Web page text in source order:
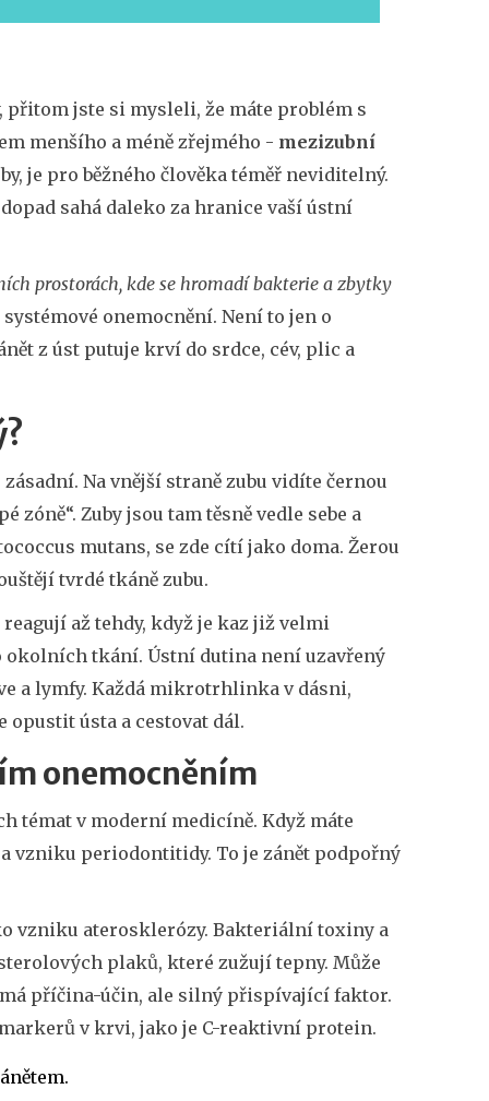
přitom jste si mysleli, že máte problém s
menšího a méně zřejmého - mezizubní
je pro běžného člověka téměř neviditelný.
sahá daleko za hranice vaší ústní
prostorách, kde se hromadí bakterie a zbytky
onemocnění. Není to jen o
z úst putuje krví do srdce, cév, plic a
Na vnější straně zubu vidíte černou
Zuby jsou tam těsně vedle sebe a
mutans, se zde cítí jako doma. Žerou
tvrdé tkáně zubu.
až tehdy, když je kaz již velmi
okolních tkání. Ústní dutina není uzavřený
a lymfy. Každá mikrotrhlinka v dásni,
ústa a cestovat dál.
onemocněním
témat v moderní medicíně. Když máte
vzniku periodontitidy. To je zánět podpořný
vzniku aterosklerózy. Bakteriální toxiny a
plaků, které zužují tepny. Může
příčina-účin, ale silný přispívající faktor.
v krvi, jako je C-reaktivní protein.